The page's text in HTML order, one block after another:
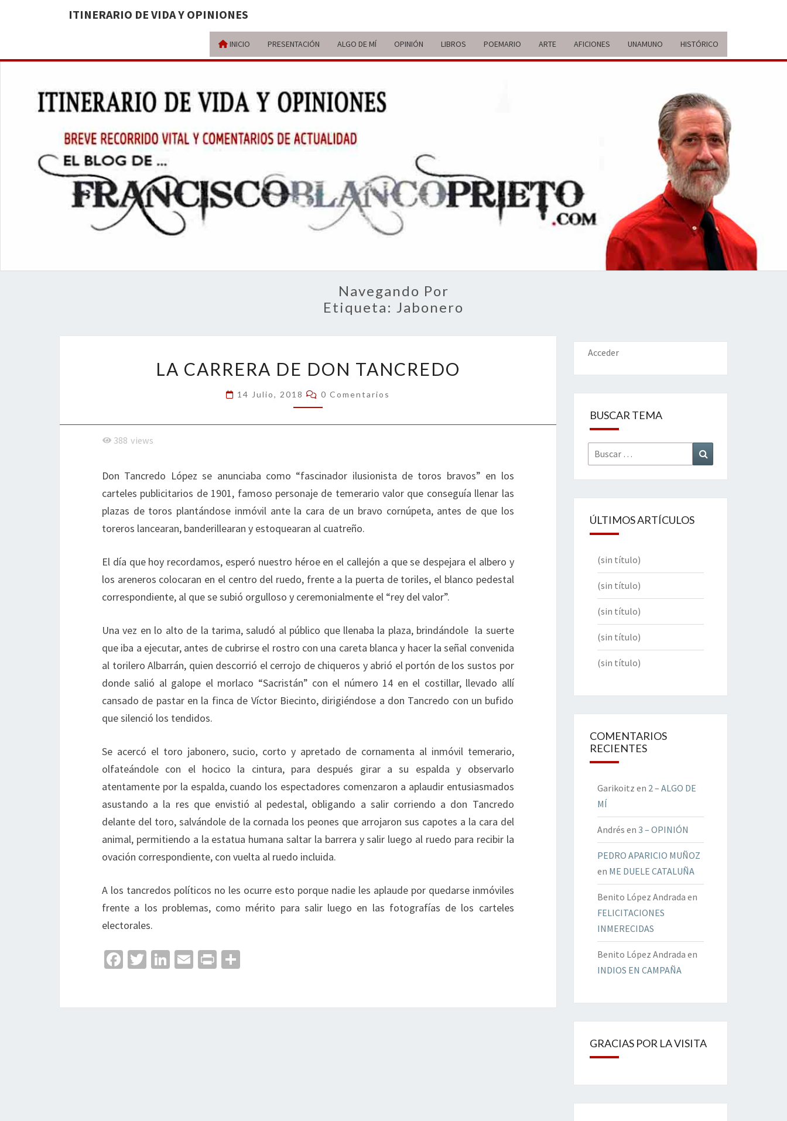
ITINERARIO DE VIDA Y OPINIONES
INICIO PRESENTACIÓN ALGO DE MÍ OPINIÓN LIBROS POEMARIO ARTE AFICIONES UNAMUNO HISTÓRICO
ITINERARIO
DE VIDA Y
OPINIONES
BREVE
RECORRIDO
VITAL Y
COMENTARIOS
ACTUALIDAD
Navegando Por
Etiqueta: Jabonero
CARRERA
DE
DON
TANCREDO
LA CARRERA DE DON TANCREDO
14 Julio, 2018 Comentarios
0 Comentarios
388 views
Don Tancredo López se anunciaba como “fascinador ilusionista de toros bravos” en los
carteles publicitarios de 1901, famoso personaje de temerario valor que conseguía llenar las
plazas de toros plantándose inmóvil ante la cara de un bravo cornúpeta, antes de que los
toreros lancearan, banderillearan y estoquearan al cuatreño.
El día que hoy recordamos, esperó nuestro héroe en el callejón a que se despejara el albero y
los areneros colocaran en el centro del ruedo, frente a la puerta de toriles, el blanco pedestal
correspondiente, al que se subió orgulloso y ceremonialmente el “rey del valor”.
Una vez en lo alto de la tarima, saludó al público que llenaba la plaza, brindándole la suerte
que iba a ejecutar, antes de cubrirse el rostro con una careta blanca y hacer la señal convenida
al torilero Albarrán, quien descorrió el cerrojo de chiqueros y abrió el portón de los sustos por
donde salió al galope el morlaco “Sacristán” con el número 14 en el costillar, llevado allí
cansado de pastar en la finca de Víctor Biecinto, dirigiéndose a don Tancredo con un bufido
que silenció los tendidos.
Se acercó el toro jabonero, sucio, corto y apretado de cornamenta al inmóvil temerario,
olfateándole con el hocico la cintura, para después girar a su espalda y observarlo
atentamente por la espalda, cuando los espectadores comenzaron a aplaudir entusiasmados
asustando a la res que envistió al pedestal, obligando a salir corriendo a don Tancredo
delante del toro, salvándole de la cornada los peones que arrojaron sus capotes a la cara del
animal, permitiendo a la estatua humana saltar la barrera y salir luego al ruedo para recibir la
ovación correspondiente, con vuelta al ruedo incluida.
A los tancredos políticos no les ocurre esto porque nadie les aplaude por quedarse inmóviles
frente a los problemas, como mérito para salir luego en las fotografías de los carteles
electorales.
Fa T
Li
E
Pr
Acceder
BUSCAR TEMA
Buscar
por:
ÚLTIMOS ARTÍCULOS
(sin título)
(sin título)
(sin título)
(sin título)
(sin título)
COMENTARIOS
RECIENTES
Garikoitz en 2 – ALGO DE
MÍ
Andrés en 3 – OPINIÓN
PEDRO APARICIO MUÑOZ
en ME DUELE CATALUÑA
Benito López Andrada en
FELICITACIONES
INMERECIDAS
Benito López Andrada en
INDIOS EN CAMPAÑA
GRACIAS POR LA VISITA